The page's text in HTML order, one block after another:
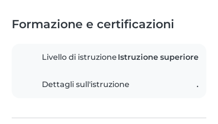
Formazione e certificazioni
Livello di istruzione Istruzione superiore
Dettagli sull'istruzione .